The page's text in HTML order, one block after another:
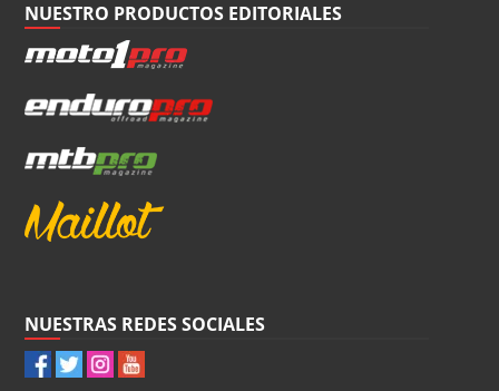
NUESTRO PRODUCTOS EDITORIALES
NUESTRAS REDES SOCIALES